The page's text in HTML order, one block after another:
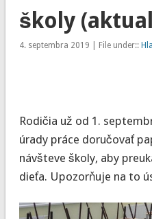
školy
4. septembra 2019 | File under::
Rodičia už od 1.
úrady práce doručovať
návšteve školy, aby
dieťa. Upozorňuje na to